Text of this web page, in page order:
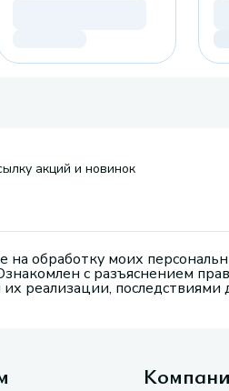
акций и новинок
на обработку моих
с разъяснением
реализации, последствиями